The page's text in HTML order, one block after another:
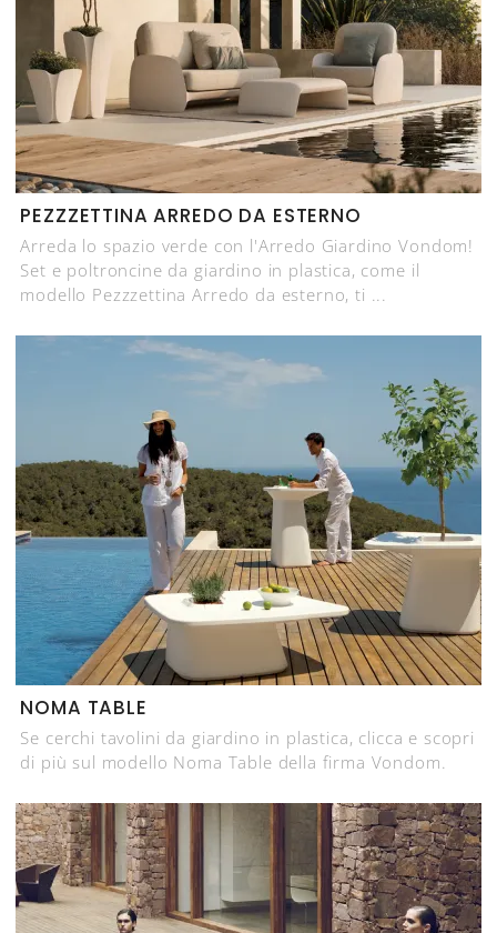
PEZZZETTINA ARREDO DA ESTERNO
Arreda lo spazio verde con l'Arredo Giardino Vondom!
Set e poltroncine da giardino in plastica, come il
modello Pezzzettina Arredo da esterno, ti ...
NOMA TABLE
Se cerchi tavolini da giardino in plastica, clicca e scopri
di più sul modello Noma Table della firma Vondom.